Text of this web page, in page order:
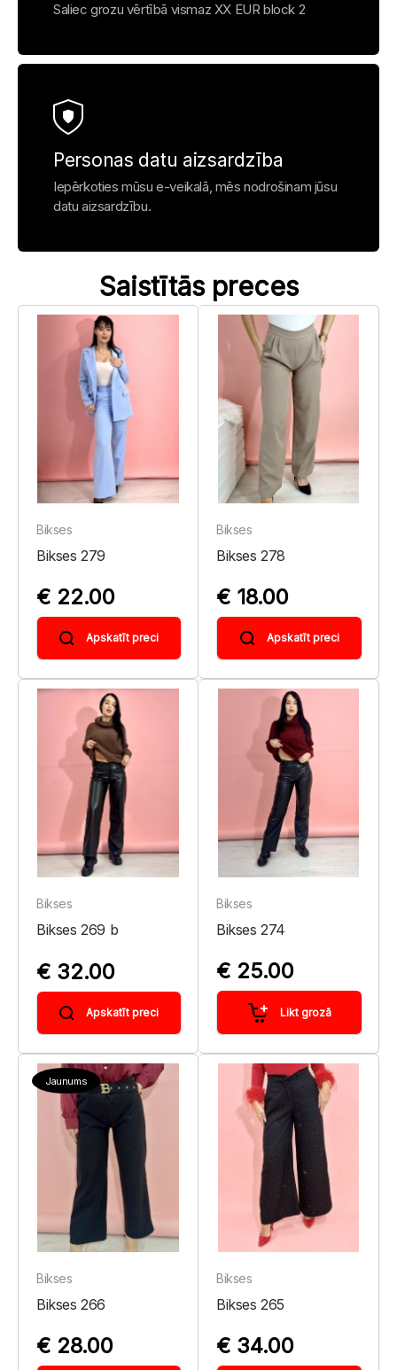
Saliec grozu vērtībā vismaz XX EUR block 2
Personas datu aizsardzība
Iepērkoties mūsu e-veikalā, mēs nodrošinam jūsu
datu aizsardzību.
Saistītās preces
Bikses
Bikses 279
€ 22.00
Apskatīt preci
Bikses
Bikses 278
€ 18.00
Apskatīt preci
Bikses
Bikses 269 b
€ 32.00
Apskatīt preci
Bikses
Bikses 274
€ 25.00
Likt grozā
Jaunums
Bikses
Bikses 266
€ 28.00
Bikses
Bikses 265
€ 34.00